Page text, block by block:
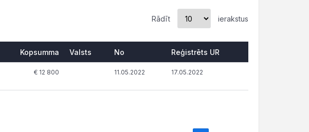
Rādīt ierakstus
Kopsumma Valsts No Reģistrēts UR
€ 12 800 11.05.2022 17.05.2022